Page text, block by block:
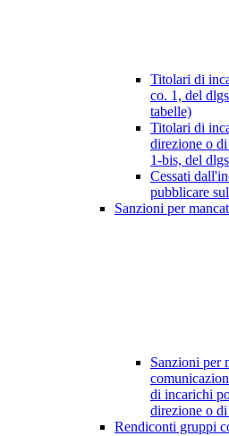
Titolari di
co. 1, del
tabelle)
Titolari di
direzione o
1-bis, del
Cessati
pubblicare
Sanzioni per
Sanzioni per
di incarichi
direzione o
Rendiconti gruppi